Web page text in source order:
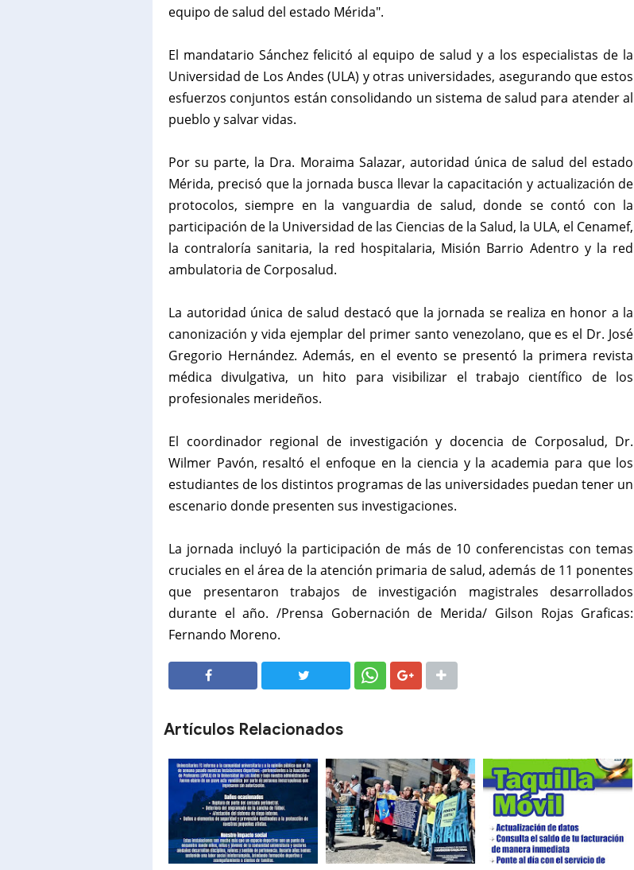
equipo de salud del estado Mérida".
‎El mandatario Sánchez felicitó al equipo de salud y a los especialistas de la
Universidad de Los Andes (ULA) y otras universidades, asegurando que estos
esfuerzos conjuntos están consolidando un sistema de salud para atender al
pueblo y salvar vidas.
‎Por su parte, la Dra. Moraima Salazar, autoridad única de salud del estado
Mérida, precisó que la jornada busca llevar la capacitación y actualización de
protocolos, siempre en la vanguardia de salud, donde se contó con la
participación de la Universidad de las Ciencias de la Salud, la ULA, el Cenamef,
la contraloría sanitaria, la red hospitalaria, Misión Barrio Adentro y la red
ambulatoria de Corposalud.
‎La autoridad única de salud destacó que la jornada se realiza en honor a la
canonización y vida ejemplar del primer santo venezolano, que es el Dr. José
Gregorio Hernández. Además, en el evento se presentó la primera revista
médica divulgativa, un hito para visibilizar el trabajo científico de los
profesionales merideños.
‎El coordinador regional de investigación y docencia de Corposalud, Dr.
Wilmer Pavón, resaltó el enfoque en la ciencia y la academia para que los
estudiantes de los distintos programas de las universidades puedan tener un
escenario donde presenten sus investigaciones.
‎La jornada incluyó la participación de más de 10 conferencistas con temas
cruciales en el área de la atención primaria de salud, además de 11 ponentes
que presentaron trabajos de investigación magistrales desarrollados
durante el año. /Prensa Gobernación de Merida/ Gilson Rojas Graficas:
Fernando Moreno.
Artículos Relacionados